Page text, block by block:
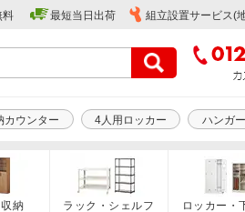
料 最短当日出荷 組立設置サービス(
カウンター 4人用ロッカー ハンガ
納 ラック・シェルフ ロッカー・